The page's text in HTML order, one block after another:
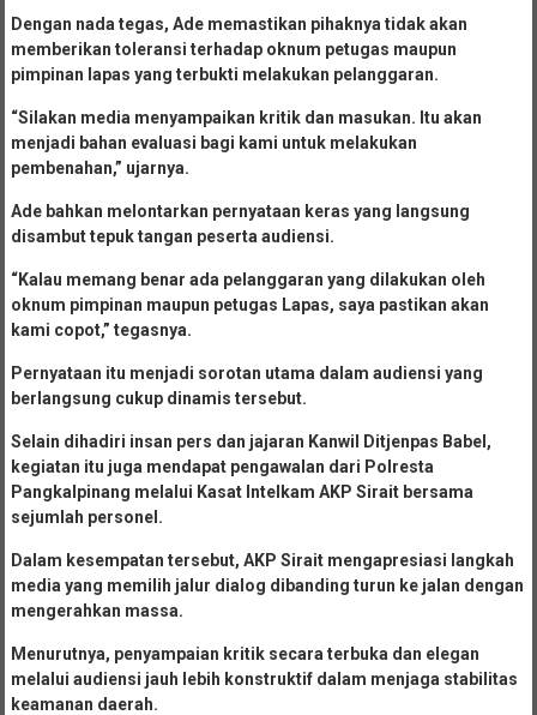
Dengan nada tegas, Ade memastikan pihaknya tidak akan
memberikan toleransi terhadap oknum petugas maupun
pimpinan lapas yang terbukti melakukan pelanggaran.
“Silakan media menyampaikan kritik dan masukan. Itu akan
menjadi bahan evaluasi bagi kami untuk melakukan
pembenahan,” ujarnya.
Ade bahkan melontarkan pernyataan keras yang langsung
disambut tepuk tangan peserta audiensi.
“Kalau memang benar ada pelanggaran yang dilakukan oleh
oknum pimpinan maupun petugas Lapas, saya pastikan akan
kami copot,” tegasnya.
Pernyataan itu menjadi sorotan utama dalam audiensi yang
berlangsung cukup dinamis tersebut.
Selain dihadiri insan pers dan jajaran Kanwil Ditjenpas Babel,
kegiatan itu juga mendapat pengawalan dari Polresta
Pangkalpinang melalui Kasat Intelkam AKP Sirait bersama
sejumlah personel.
Dalam kesempatan tersebut, AKP Sirait mengapresiasi langkah
media yang memilih jalur dialog dibanding turun ke jalan dengan
mengerahkan massa.
Menurutnya, penyampaian kritik secara terbuka dan elegan
melalui audiensi jauh lebih konstruktif dalam menjaga stabilitas
keamanan daerah.